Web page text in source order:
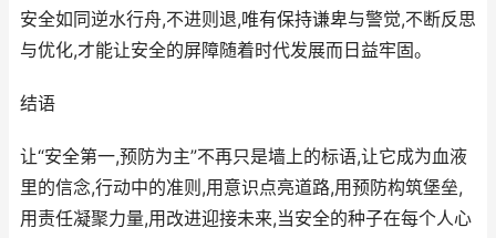
安全如同逆水行舟,不进则退,唯有保持谦卑与警觉,不断反思
与优化,才能让安全的屏障随着时代发展而日益牢固。
结语
让“安全第一,预防为主”不再只是墙上的标语,让它成为血液
里的信念,行动中的准则,用意识点亮道路,用预防构筑堡垒,
用责任凝聚力量,用改进迎接未来,当安全的种子在每个人心